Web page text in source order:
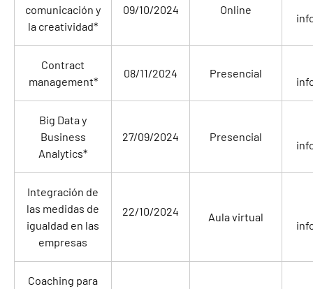
comunicación y
la creatividad*
09/10/2024 Online
Contract
management*
08/11/2024 Presencial
Big Data y
Business
Analytics*
27/09/2024 Presencial
Integración de
las medidas de
igualdad en las
empresas
22/10/2024 Aula virtual
Coaching para